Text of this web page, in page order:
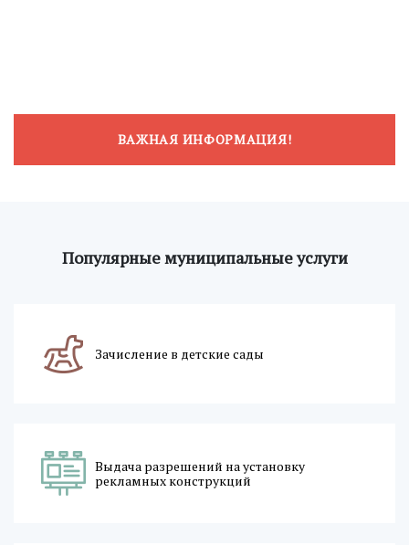
ВАЖНАЯ ИНФОРМАЦИЯ!
Популярные муниципальные услуги
Зачисление в детские сады
Выдача разрешений на установку
рекламных конструкций